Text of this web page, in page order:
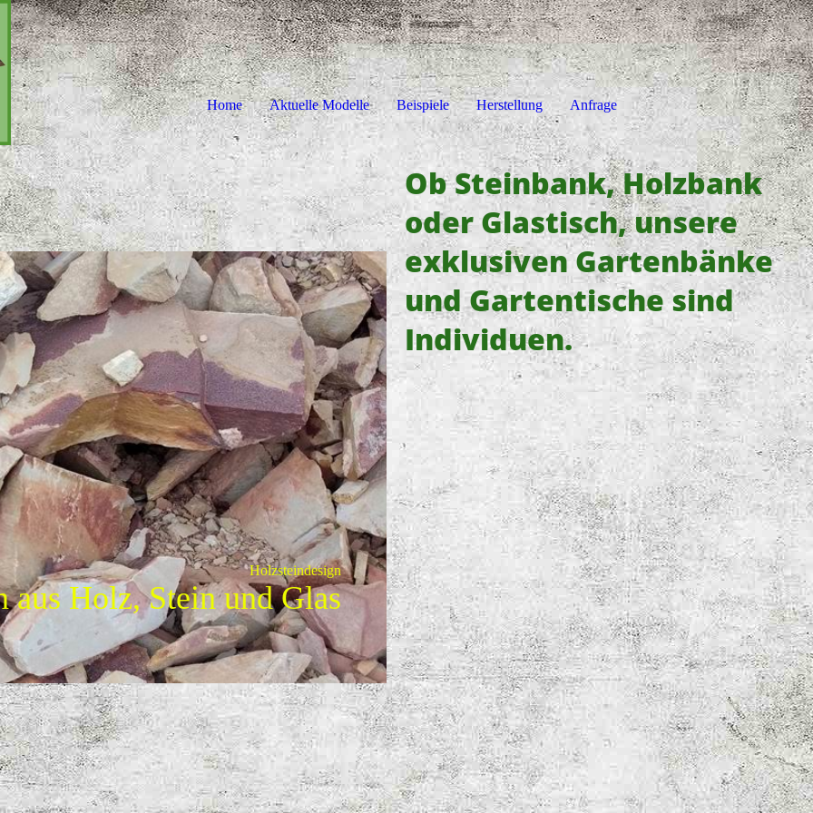
Home Aktuelle Modelle Beispiele Herstellung Anfrage
Holzsteindesign
aus Holz, Stein und Glas
Ob Steinbank, Holzbank
oder Glastisch, unsere
exklusiven Gartenbänke
und Gartentische sind
Individuen.